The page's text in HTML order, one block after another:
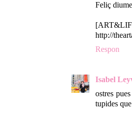
Feliç
http://
Respon
Isabel
ostres
tupides